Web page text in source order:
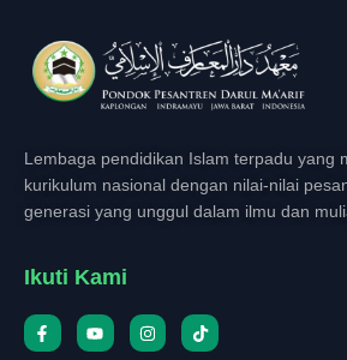
Lembaga pendidikan Islam terpadu yang
kurikulum nasional dengan nilai-nilai
generasi yang unggul dalam ilmu dan
Ikuti Kami